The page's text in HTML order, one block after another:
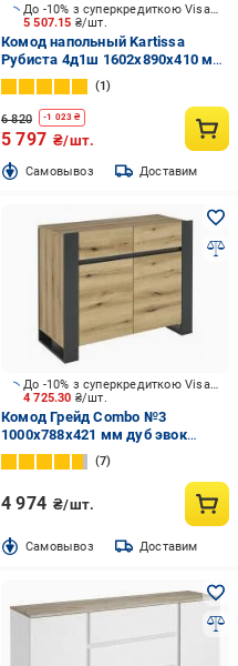
5 507.15 ₴/шт.
До -10% з суперкредиткою Visa Вигода
Комод напольный Kartissa
Рубиста 4д1ш 1602x890x410 мм
кашемир/кашемир (Рб-
КМ-4д1ш)
1
6 820 -1 023 ₴
5 797 ₴/шт.
Cамовывоз Доставим
4 725.30 ₴/шт.
До -10% з суперкредиткою Visa Вигода
Комод Грейд Combo №3
1000x788x421 мм дуб эвок
прибрежный/графит серый
7
4 974 ₴/шт.
Cамовывоз Доставим